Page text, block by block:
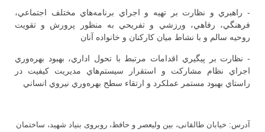
- راهبري و نظارت بر تهيه و اجراي برنامه‌هاي مختلف اجتماعي،
فرهنگي، رفاهي، ورزشي و تفريحي به منظور پرورش و تقويت
روحيه سالم و با نشاط ميان كاركنان و خانواده آنان
- نظارت بر پيگيري اقدامات مرتبط با تحول اداري، بهبود بهره‌وري
اجراي نظام مشاركت و استقرار سيستم‌هاي مديريت كيفيت در
راستاي بهبود مستمر عملكرد و ارتقاء سطح بهره‌وري نيروي انساني
آدرس: خیابان طالقانی، بين وليعصر و حافظ، روبروی بنیاد شهید، ساختمان